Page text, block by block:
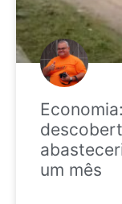
um mês